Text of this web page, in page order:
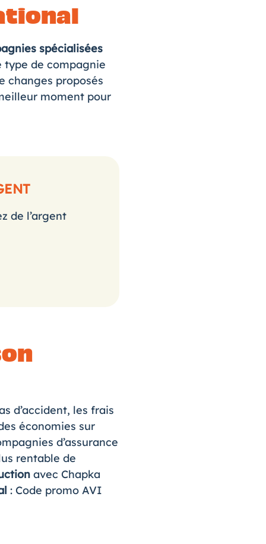
spécialisées
type de compagnie
changes proposés
moment pour
de l’argent
d’accident, les frais
économies sur
d’assurance
rentable de
avec Chapka
: Code promo AVI